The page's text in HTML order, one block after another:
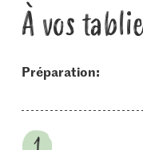
À vos
Préparation: